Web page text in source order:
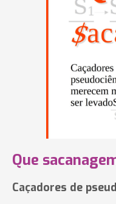
Que
Caçadores de